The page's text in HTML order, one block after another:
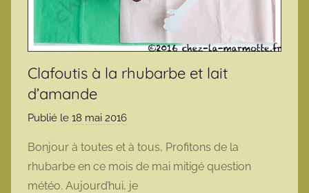
Clafoutis à la rhubarbe et lait
d’amande
Publié le 18 mai 2016
r
m
a
Bonjour à toutes et à tous, Profitons de la
rhubarbe en ce mois de mai mitigé question
météo. Aujourd’hui, je